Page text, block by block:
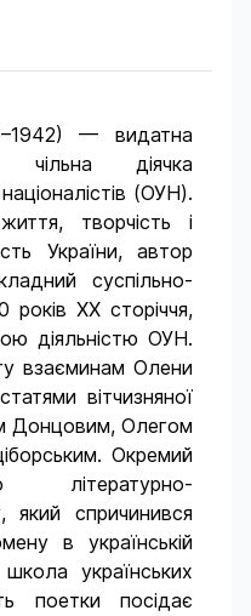
— видатна
чільна діячка
(ОУН).
творчість і
України, автор
суспільно-
років ХХ сторіччя,
діяльністю ОУН.
взаєминам Олени
вітчизняної
Донцовим, Олегом
Окремий
літературно-
який спричинився
в українській
українських
поетки посідає